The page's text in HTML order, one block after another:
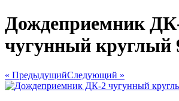
Дождеприемник
чугунный круглый
« ПредыдущийСледующий »